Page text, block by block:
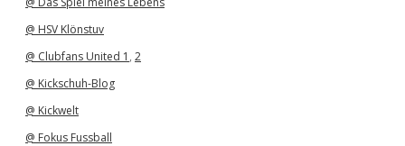
@ HSV Klönstuv
@ Clubfans United 1 , 2
@ Kickschuh-Blog
@ Kickwelt
@ Fokus Fussball